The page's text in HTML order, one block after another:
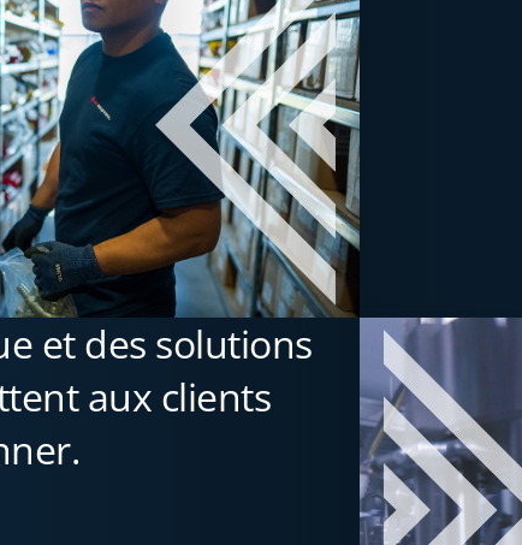
et des solutions
aux clients